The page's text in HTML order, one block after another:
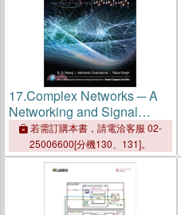
17.Complex Networks ─ A
Networking and Signal
Processing Perspective
若需訂購本書，請電洽客服 02-
25006600[分機130、131]。